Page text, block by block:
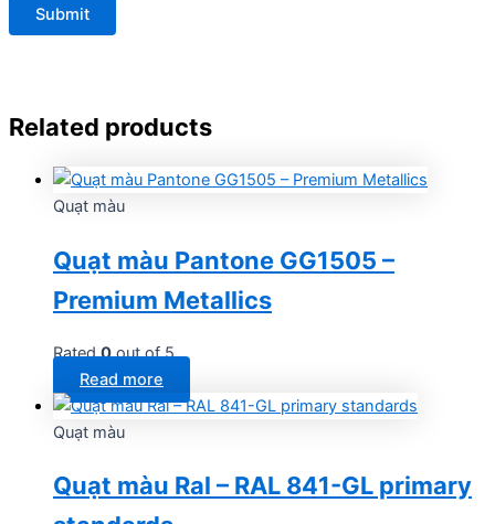
Related products
Quạt màu
Quạt màu Pantone GG1505 –
Premium Metallics
Rated0out of 5
Read more
Quạt màu
Quạt màu Ral – RAL 841-GL primary